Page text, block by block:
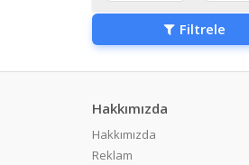
Filtrele
Hakkımızda
Hakkımızda
Reklam